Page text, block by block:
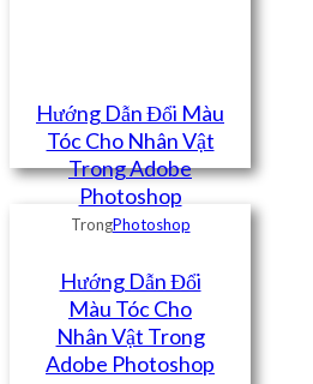
Hướng Dẫn Đổi Màu
Tóc Cho Nhân Vật
Trong Adobe
Photoshop
TrongPhotoshop
Hướng Dẫn Đổi
Màu Tóc Cho
Nhân Vật Trong
Adobe Photoshop